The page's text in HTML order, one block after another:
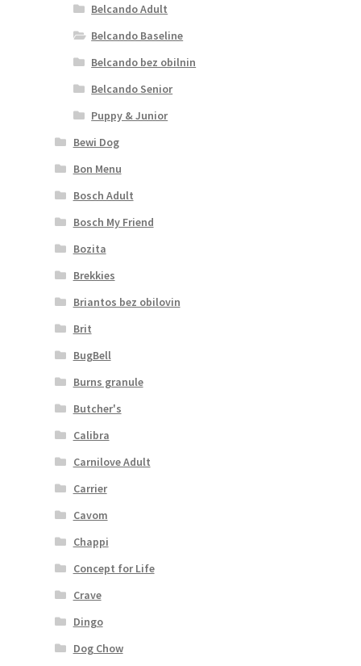
Belcando Adult
Belcando Baseline
Belcando bez obilnin
Belcando Senior
Puppy & Junior
Bewi Dog
Bon Menu
Bosch Adult
Bosch My Friend
Bozita
Brekkies
Briantos bez obilovin
Brit
BugBell
Burns granule
Butcher's
Calibra
Carnilove Adult
Carrier
Cavom
Chappi
Concept for Life
Crave
Dingo
Dog Chow